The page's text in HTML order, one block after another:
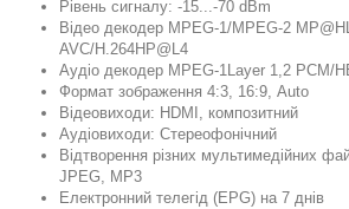
Рівень сигналу: -15...-70 dBm
Відео декодер MPEG-1/MPEG-2
AVC/H.264HP@L4
Аудіо декодер MPEG-1Layer 1,2 PCM/
Формат зображення 4:3, 16:9, Auto
Відеовиходи: HDMI, композитний
Аудіовиходи: Стереофонічний
Відтворення різних мультимедійних
JPEG, MP3
Електронний телегід (EPG) на 7 днів